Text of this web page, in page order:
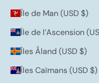
Île de Man (USD $)
Île de l’Ascension
Îles Åland (USD $)
Îles Caïmans (USD $)